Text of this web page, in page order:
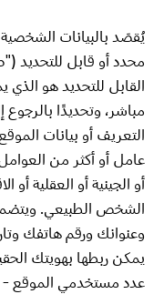
يُقصَد بالبيانات
محدد أو قابل للتحديد
القابل للتحديد هو
مباشر، وتحديدًا
التعريف أو بيانات
عامل أو أكثر من العوامل
أو الجينية أو العقلية أو
الشخص الطبيعي.
وعنوانك ورقم هاتفك
يمكن ربطها بهويتك
عدد مستخدمي الموقع -